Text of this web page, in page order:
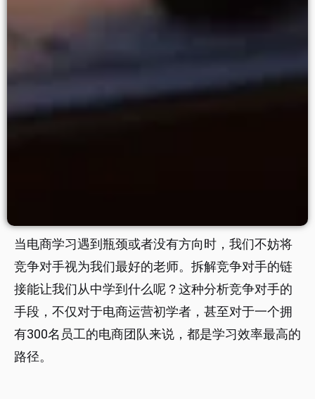
当电商学习遇到瓶颈或者没有方向时，我们不妨将
竞争对手视为我们最好的老师。拆解竞争对手的链
接能让我们从中学到什么呢？这种分析竞争对手的
手段，不仅对于电商运营初学者，甚至对于一个拥
有300名员工的电商团队来说，都是学习效率最高的
路径。